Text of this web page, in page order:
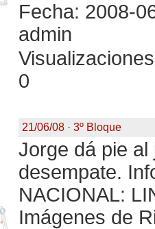
Fecha: 2008-
admin
0
21/06/08 · 3º Bloque
Jorge dá pie
desempate.
NACIONAL:
Imágenes de